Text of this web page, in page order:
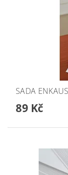
SADA
89 Kč